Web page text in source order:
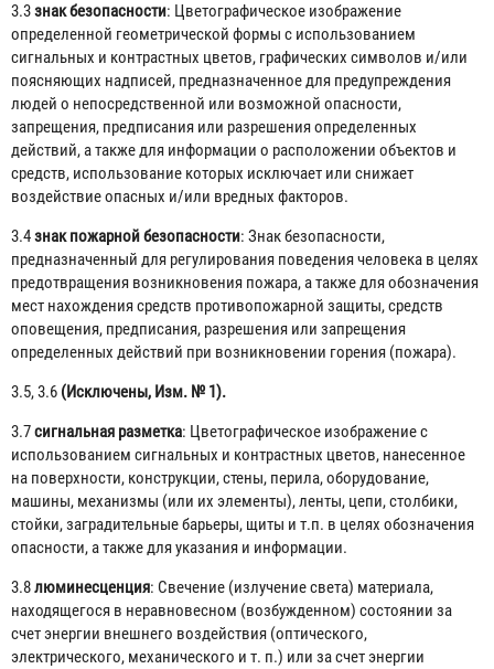
3.3знак безопасности: Цветографическое изображение
определенной геометрической формы с использованием
сигнальных и контрастных цветов, графических символов и/или
поясняющих надписей, предназначенное для предупреждения
людей о непосредственной или возможной опасности,
запрещения, предписания или разрешения определенных
действий, а также для информации о расположении объектов и
средств, использование которых исключает или снижает
воздействие опасных и/или вредных факторов.
3.4знак пожарной безопасности: Знак безопасности,
предназначенный для регулирования поведения человека в целях
предотвращения возникновения пожара, а также для обозначения
мест нахождения средств противопожарной защиты, средств
оповещения, предписания, разрешения или запрещения
определенных действий при возникновении горения (пожара).
3.5, 3.6 (Исключены, Изм. № 1).
3.7сигнальная разметка: Цветографическое изображение с
использованием сигнальных и контрастных цветов, нанесенное
на поверхности, конструкции, стены, перила, оборудование,
машины, механизмы (или их элементы), ленты, цепи, столбики,
стойки, заградительные барьеры, щиты и т.п. в целях обозначения
опасности, а также для указания и информации.
3.8люминесценция: Свечение (излучение света) материала,
находящегося в неравновесном (возбужденном) состоянии за
счет энергии внешнего воздействия (оптического,
электрического, механического и т. п.) или за счет энергии